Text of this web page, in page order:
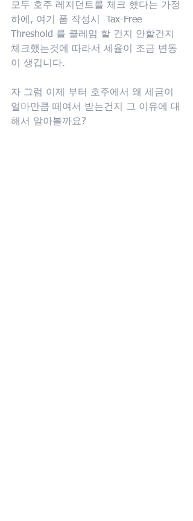
모두 호주 레지던트를 체크 했다는 가정
하에, 여기 폼 작성시  Tax-Free
Threshold 를 클레임 할 건지 안할건지
체크했는것에 따라서 세율이 조금 변동
이 생깁니다.
자 그럼 이제 부터 호주에서 왜 세금이
얼마만큼 떼여서 받는건지 그 이유에 대
해서 알아볼까요?